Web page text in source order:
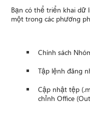
Bạn có thể triển khai dữ
một trong các phương
Chính sách
Tập lệnh đăng
Cập nhật tệp
chỉnh Office